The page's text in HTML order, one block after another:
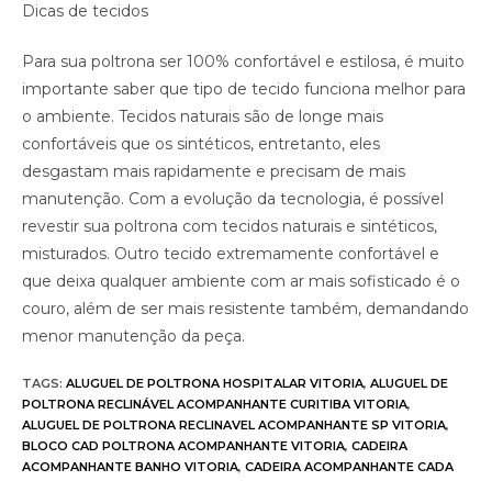
Dicas de tecidos
Para sua poltrona ser 100% confortável e estilosa, é muito
importante saber que tipo de tecido funciona melhor para
o ambiente. Tecidos naturais são de longe mais
confortáveis que os sintéticos, entretanto, eles
desgastam mais rapidamente e precisam de mais
manutenção. Com a evolução da tecnologia, é possível
revestir sua poltrona com tecidos naturais e sintéticos,
misturados. Outro tecido extremamente confortável e
que deixa qualquer ambiente com ar mais sofisticado é o
couro, além de ser mais resistente também, demandando
menor manutenção da peça.
TAGS: ALUGUEL DE POLTRONA HOSPITALAR VITORIA, ALUGUEL DE
POLTRONA RECLINÁVEL ACOMPANHANTE CURITIBA VITORIA,
ALUGUEL DE POLTRONA RECLINAVEL ACOMPANHANTE SP VITORIA,
BLOCO CAD POLTRONA ACOMPANHANTE VITORIA, CADEIRA
ACOMPANHANTE BANHO VITORIA, CADEIRA ACOMPANHANTE CADA